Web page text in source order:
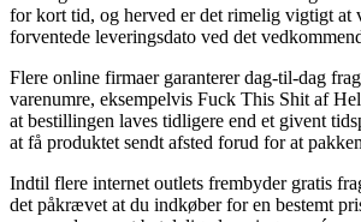
for kort tid, og herved er det rimelig vigtigt at
forventede leveringsdato ved det
Flere online firmaer garanterer dag-til-dag
varenumre, eksempelvis Fuck This Shit af
at bestillingen laves tidligere end et givent
at få produktet sendt afsted forud for at
Indtil flere internet outlets frembyder gratis
det påkrævet at du indkøber for en bestemt